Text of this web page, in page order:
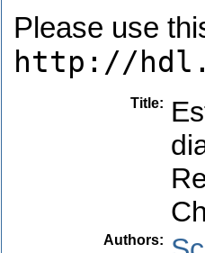
Please use
http://
Title:
Authors: